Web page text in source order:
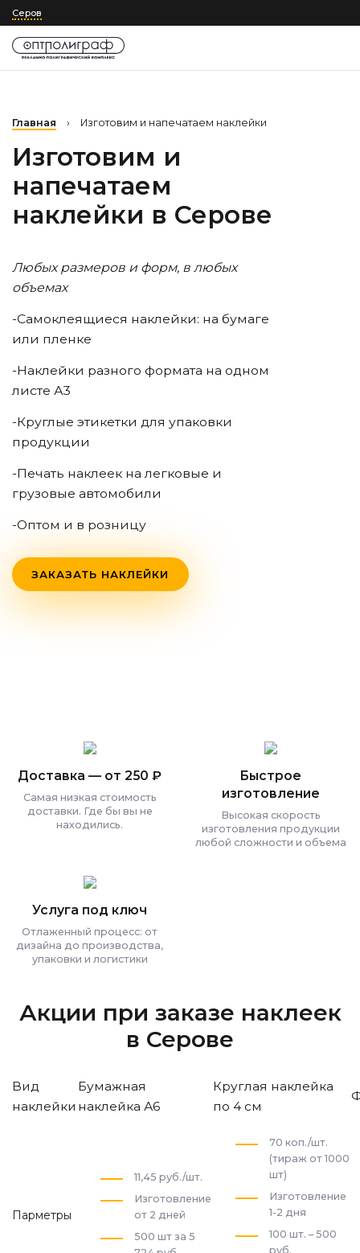
Серов
Главная › Изготовим и напечатаем наклейки
Изготовим и
напечатаем
наклейки в Серове
Любых размеров и форм, в любых
объемах
-Самоклеящиеся наклейки: на бумаге
или пленке
-Наклейки разного формата на одном
листе А3
-Круглые этикетки для упаковки
продукции
-Печать наклеек на легковые и
грузовые автомобили
-Оптом и в розницу
ЗАКАЗАТЬ НАКЛЕЙКИ
Доставка — от 250 ₽
Самая низкая стоимость
доставки. Где бы вы не
находились.
Быстрое
изготовление
Высокая скорость
изготовления продукции
любой сложности и объема
Услуга под ключ
Отлаженный процесс: от
дизайна до производства,
упаковки и логистики
Акции при заказе наклеек
в Серове
Вид
наклейки
Бумажная
наклейка А6
Круглая наклейка
по 4 см
Парметры
11,45 руб./шт.
Изготовление
от 2 дней
500 шт за 5
70 коп./шт.
(тираж от 1000
шт)
Изготовление
1-2 дня
100 шт. – 500
руб.